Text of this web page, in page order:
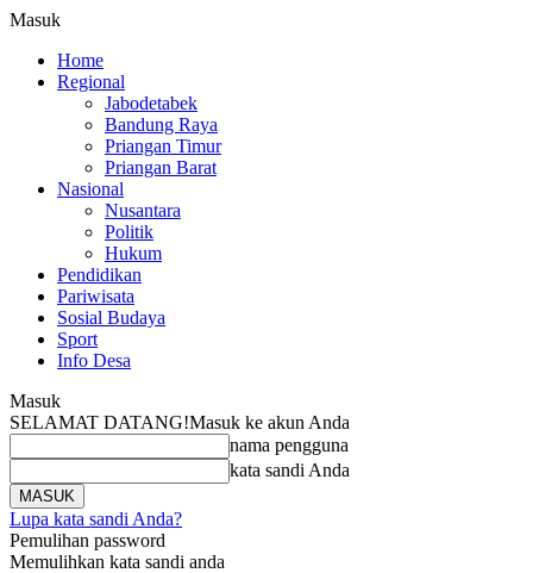
Masuk
Home
Regional
Jabodetabek
Bandung Raya
Priangan Timur
Priangan Barat
Nasional
Nusantara
Politik
Hukum
Pendidikan
Pariwisata
Sosial Budaya
Sport
Info Desa
Masuk
SELAMAT DATANG!Masuk ke akun Anda
nama pengguna
kata sandi Anda
Lupa kata sandi Anda?
Pemulihan password
Memulihkan kata sandi anda